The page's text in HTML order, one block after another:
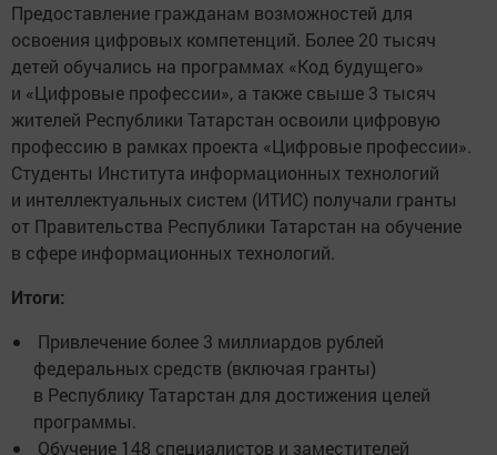
Предоставление гражданам возможностей для
освоения цифровых компетенций. Более 20 тысяч
детей обучались на программах «Код будущего»
и «Цифровые профессии», а также свыше 3 тысяч
жителей Республики Татарстан освоили цифровую
профессию в рамках проекта «Цифровые профессии».
Студенты Института информационных технологий
и интеллектуальных систем (ИТИС) получали гранты
от Правительства Республики Татарстан на обучение
в сфере информационных технологий.
Итоги:
Привлечение более 3 миллиардов рублей
федеральных средств (включая гранты)
в Республику Татарстан для достижения целей
программы.
Обучение 148 специалистов и заместителей